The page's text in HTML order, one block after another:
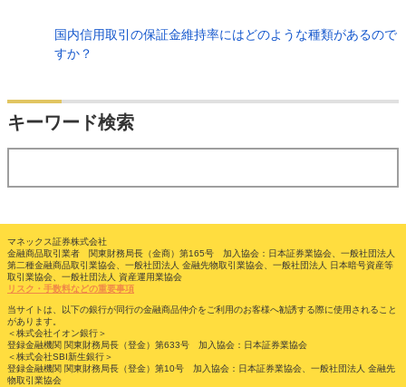
国内信用取引の保証金維持率にはどのような種類があるので
すか？
キーワード検索
マネックス証券株式会社
金融商品取引業者 関東財務局長（金商）第165号 加入協会：日本証券業協会、一般社団法人
第二種金融商品取引業協会、一般社団法人 金融先物取引業協会、一般社団法人 日本暗号資産等
取引業協会、一般社団法人 資産運用業協会
リスク・手数料などの重要事項
当サイトは、以下の銀行が同行の金融商品仲介をご利用のお客様へ勧誘する際に使用されること
があります。
＜株式会社イオン銀行＞
登録金融機関 関東財務局長（登金）第633号 加入協会：日本証券業協会
＜株式会社SBI新生銀行＞
登録金融機関 関東財務局長（登金）第10号 加入協会：日本証券業協会、一般社団法人 金融先
物取引業協会